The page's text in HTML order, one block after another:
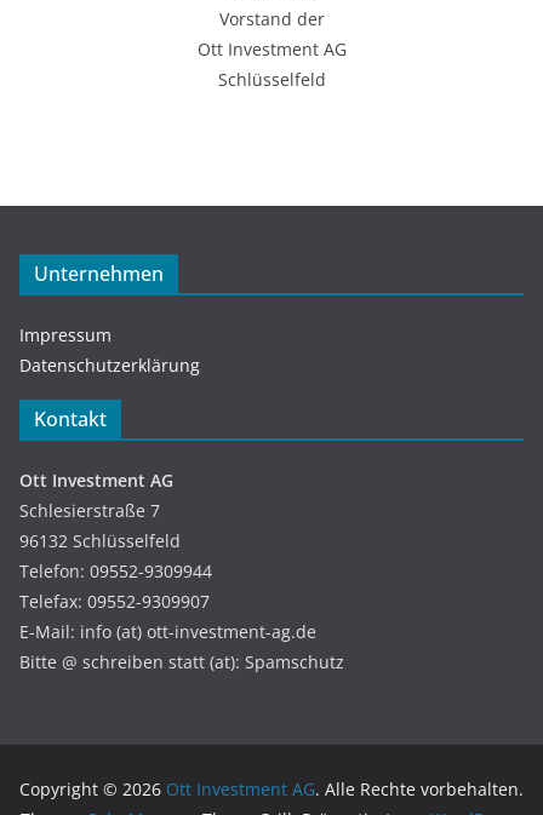
Vorstand der
Ott Investment AG
Schlüsselfeld
Unternehmen
Impressum
Datenschutzerklärung
Kontakt
Ott Investment AG
Schlesierstraße 7
96132 Schlüsselfeld
Telefon: 09552-9309944
Telefax: 09552-9309907
E-Mail: info (at) ott-investment-ag.de
Bitte @ schreiben statt (at): Spamschutz
Copyright © 2026 Ott Investment AG. Alle Rechte vorbehalten.